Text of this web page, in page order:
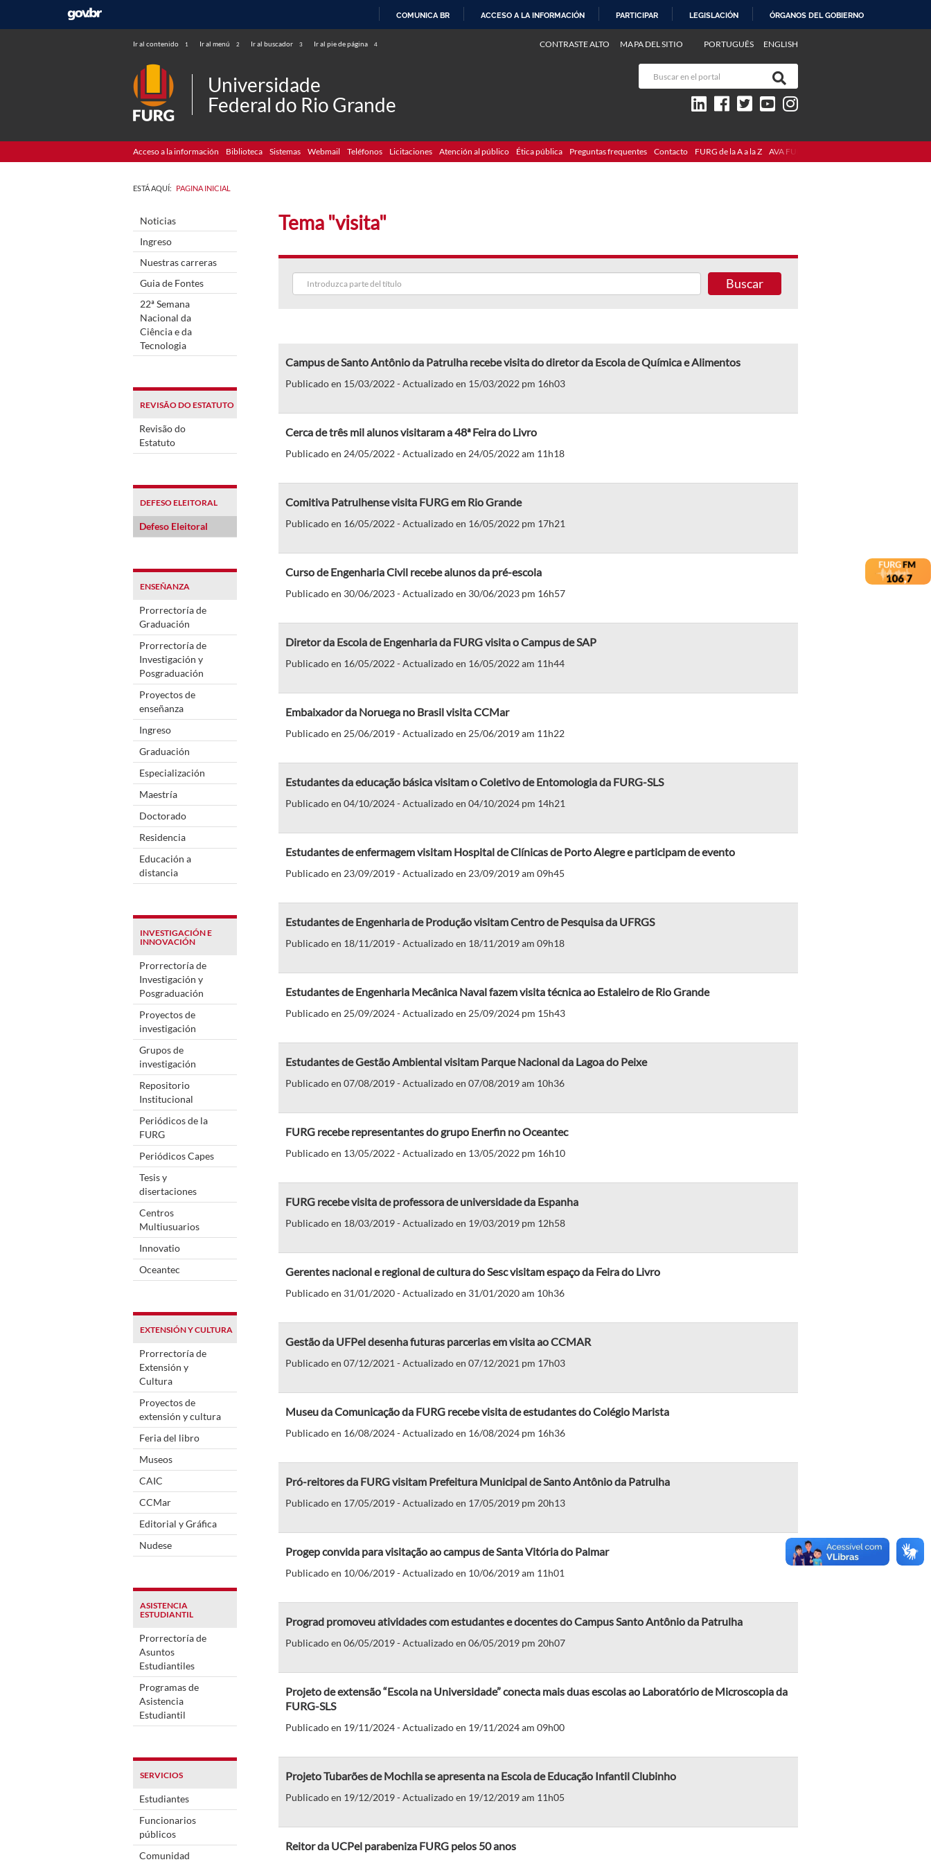
COMUNICA BR ACCESO A LA INFORMACIÓN PARTICIPAR LEGISLACIÓN ÓRGANOS DEL GOBIERNO
Ir al contenido 1 Ir al menú 2 Ir al buscador 3 Ir al pie de página 4 PORTUGUÊS ENGLISH
CONTRASTE ALTO MAPA DEL SITIO
Universidade
Federal do Rio Grande
Acceso a la información Biblioteca Sistemas Webmail Teléfonos Licitaciones Atención al público Ética pública Preguntas frequentes Contacto FURG de la A a la Z AVA FURG
ESTÁ AQUÍ: PAGINA INICIAL
Noticias
Ingreso
Nuestras carreras
Guia de Fontes
22ª Semana
Nacional da
Ciência e da
Tecnologia
REVISÃO DO ESTATUTO
Revisão do
Estatuto
DEFESO ELEITORAL
Defeso Eleitoral
ENSEÑANZA
Prorrectoría de
Graduación
Prorrectoría de
Investigación y
Posgraduación
Proyectos de
enseñanza
Ingreso
Graduación
Especialización
Maestría
Doctorado
Residencia
Educación a
distancia
INVESTIGACIÓN E
INNOVACIÓN
Prorrectoría de
Investigación y
Posgraduación
Proyectos de
investigación
Grupos de
investigación
Repositorio
Institucional
Periódicos de la
FURG
Periódicos Capes
Tesis y
disertaciones
Centros
Multiusuarios
Innovatio
Oceantec
EXTENSIÓN Y CULTURA
Prorrectoría de
Extensión y
Cultura
Proyectos de
extensión y cultura
Feria del libro
Museos
CAIC
CCMar
Editorial y Gráfica
Nudese
ASISTENCIA
ESTUDIANTIL
Prorrectoría de
Asuntos
Estudiantiles
Programas de
Asistencia
Estudiantil
SERVICIOS
Estudiantes
Funcionarios
públicos
Comunidad
Tema "visita"
Buscar
Campus de Santo Antônio da Patrulha recebe visita do diretor da Escola de Química e Alimentos
Publicado en 15/03/2022 - Actualizado en 15/03/2022 pm 16h03
Cerca de três mil alunos visitaram a 48ª Feira do Livro
Publicado en 24/05/2022 - Actualizado en 24/05/2022 am 11h18
Comitiva Patrulhense visita FURG em Rio Grande
Publicado en 16/05/2022 - Actualizado en 16/05/2022 pm 17h21
Curso de Engenharia Civil recebe alunos da pré-escola
Publicado en 30/06/2023 - Actualizado en 30/06/2023 pm 16h57
Diretor da Escola de Engenharia da FURG visita o Campus de SAP
Publicado en 16/05/2022 - Actualizado en 16/05/2022 am 11h44
Embaixador da Noruega no Brasil visita CCMar
Publicado en 25/06/2019 - Actualizado en 25/06/2019 am 11h22
Estudantes da educação básica visitam o Coletivo de Entomologia da FURG-SLS
Publicado en 04/10/2024 - Actualizado en 04/10/2024 pm 14h21
Estudantes de enfermagem visitam Hospital de Clínicas de Porto Alegre e participam de evento
Publicado en 23/09/2019 - Actualizado en 23/09/2019 am 09h45
Estudantes de Engenharia de Produção visitam Centro de Pesquisa da UFRGS
Publicado en 18/11/2019 - Actualizado en 18/11/2019 am 09h18
Estudantes de Engenharia Mecânica Naval fazem visita técnica ao Estaleiro de Rio Grande
Publicado en 25/09/2024 - Actualizado en 25/09/2024 pm 15h43
Estudantes de Gestão Ambiental visitam Parque Nacional da Lagoa do Peixe
Publicado en 07/08/2019 - Actualizado en 07/08/2019 am 10h36
FURG recebe representantes do grupo Enerfin no Oceantec
Publicado en 13/05/2022 - Actualizado en 13/05/2022 pm 16h10
FURG recebe visita de professora de universidade da Espanha
Publicado en 18/03/2019 - Actualizado en 19/03/2019 pm 12h58
Gerentes nacional e regional de cultura do Sesc visitam espaço da Feira do Livro
Publicado en 31/01/2020 - Actualizado en 31/01/2020 am 10h36
Gestão da UFPel desenha futuras parcerias em visita ao CCMAR
Publicado en 07/12/2021 - Actualizado en 07/12/2021 pm 17h03
Museu da Comunicação da FURG recebe visita de estudantes do Colégio Marista
Publicado en 16/08/2024 - Actualizado en 16/08/2024 pm 16h36
Pró-reitores da FURG visitam Prefeitura Municipal de Santo Antônio da Patrulha
Publicado en 17/05/2019 - Actualizado en 17/05/2019 pm 20h13
Progep convida para visitação ao campus de Santa Vitória do Palmar
Publicado en 10/06/2019 - Actualizado en 10/06/2019 am 11h01
Prograd promoveu atividades com estudantes e docentes do Campus Santo Antônio da Patrulha
Publicado en 06/05/2019 - Actualizado en 06/05/2019 pm 20h07
Projeto de extensão “Escola na Universidade” conecta mais duas escolas ao Laboratório de Microscopia da
FURG-SLS
Publicado en 19/11/2024 - Actualizado en 19/11/2024 am 09h00
Projeto Tubarões de Mochila se apresenta na Escola de Educação Infantil Clubinho
Publicado en 19/12/2019 - Actualizado en 19/12/2019 am 11h05
Reitor da UCPel parabeniza FURG pelos 50 anos